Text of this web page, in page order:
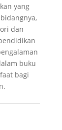
yang
dan
buku
bagi